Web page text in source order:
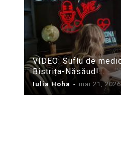
VIDEO: Suflu de
Bistrița-Năsăud!...
Iulia Hoha - mai 21, 2026